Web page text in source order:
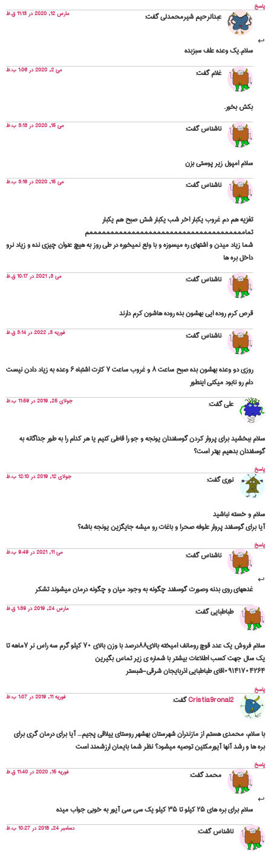
پاسخ
عبدالرحیم شیرمحمدلیگفت: مارس 12, 2020 در 11:13 ق.ظ
سلام.یک وعده علف سبزبده
غلامگفت: می 2, 2020 در 1:06 ب.ظ
بکش بخور.
ناشناسگفت: می 15, 2020 در 3:13 ب.ظ
سلام امپول زير پوستي بزن
ناشناسگفت: می 15, 2020 در 3:16 ب.ظ
تغزيه هم دم غروب يكبار اخر شب يكبار شش صبح هم يكبار
تمامممممممممممممممممممممممممممممممممممممم
شما زياد ميدن و اشتهاي ره ميسوزه و با ولع نميخوره در طي روز به هيچ عنوان چيزي نده و زياد نرو
داخل بره ها
ناشناسگفت: می 3, 2021 در 10:17 ق.ظ
قرص کرم روده ایی بهشون بده روده هاشون کرم دارند
ناشناسگفت: فوریه 3, 2022 در 3:14 ق.ظ
روزی دو وعده بهشون بده صبح ساعت ۸ و غروب ساعت ۷ کارت اشتباه ۶ وعده به زیاد دادن نیست
دام رو نابود میکنی اینطور
علیگفت: جولای 25, 2019 در 11:59 ب.ظ
سلام ببخشید برای پروار کردن گوسفندان یونجه و جو را قاطی کنیم یا هر کدام را به طور جداگانه به
گوسفندان بدهیم بهتر است؟
پاسخ
نوریگفت: جولای 12, 2019 در 12:10 ب.ظ
سلام و خسته نباشید
آیا برای گوسفند پروار علوفه صحرا و باغات رو میشه جایگزین یونجه باشه؟
پاسخ
ناشناسگفت: می 11, 2021 در 9:49 ب.ظ
غدههای روی بدنه وصورت گوسفند چگونه به وجود میان و چگونه درمان میشوند تشکر
طباطباییگفت: مارس 24, 2019 در 1:39 ق.ظ
سلام فروش یک عدد قوچ رومانف امیخته بالای۸۸درصد با وزن بالای ۷۰ کیلو گرم سه راس نر ۷ماهه تا
یک سال جهت کسب اطلاعات بیشتر با شماره ی زیر تماس بگیرین
۰۹۱۴۱۷۰۴۲۶۴اقای طباطبایی اذربایجان شرقی-شبستر
پاسخ
Cristia9ronal2گفت: فوریه 11, 2019 در 1:07 ب.ظ
با سلام، محمدی هستم از مازندران شهرستان بهشهر روستای ییلاقی پجیم… آیا برای درمان گری برای
بره ها و رشد آنها آیورمکتین توصیه میشود؟ نظر شما بایمان ارزشمند است
پاسخ
محمدگفت: فوریه 15, 2020 در 11:40 ق.ظ
سلام برای بره های ۲۵ کیلو تا ۳۵ کیلو یک سی سی آیور به خوبی جواب میده
ناشناسگفت: دسامبر 24, 2018 در 10:27 ب.ظ